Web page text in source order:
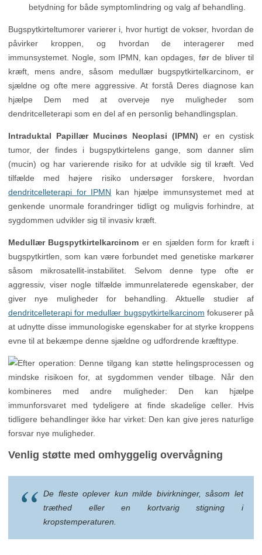
betydning for både symptomlindring og valg af behandling.
Bugspytkirteltumorer varierer i, hvor hurtigt de vokser, hvordan de
påvirker kroppen, og hvordan de interagerer med
immunsystemet. Nogle, som IPMN, kan opdages, før de bliver til
kræft, mens andre, såsom medullær bugspytkirtelkarcinom, er
sjældne og ofte mere aggressive. At forstå Deres diagnose kan
hjælpe Dem med at overveje nye muligheder som
dendritcelleterapi som en del af en personlig behandlingsplan.
Intraduktal Papillær Mucinøs Neoplasi (IPMN) er en cystisk
tumor, der findes i bugspytkirtelens gange, som danner slim
(mucin) og har varierende risiko for at udvikle sig til kræft. Ved
tilfælde med højere risiko undersøger forskere, hvordan
dendritcelleterapi for IPMN kan hjælpe immunsystemet med at
genkende unormale forandringer tidligt og muligvis forhindre, at
sygdommen udvikler sig til invasiv kræft.
Medullær Bugspytkirtelkarcinom er en sjælden form for kræft i
bugspytkirtlen, som kan være forbundet med genetiske markører
såsom mikrosatellit-instabilitet. Selvom denne type ofte er
aggressiv, viser nogle tilfælde immunrelaterede egenskaber, der
giver nye muligheder for behandling. Aktuelle studier af
dendritcelleterapi for medullær bugspytkirtelkarcinom fokuserer på
at udnytte disse immunologiske egenskaber for at styrke kroppens
evne til at bekæmpe denne sjældne og udfordrende kræfttype.
Venlig støtte med omhyggelig overvågning
De fleste oplever kun milde bivirkninger, såsom let
træthed eller en kortvarig stigning i
kropstemperaturen.